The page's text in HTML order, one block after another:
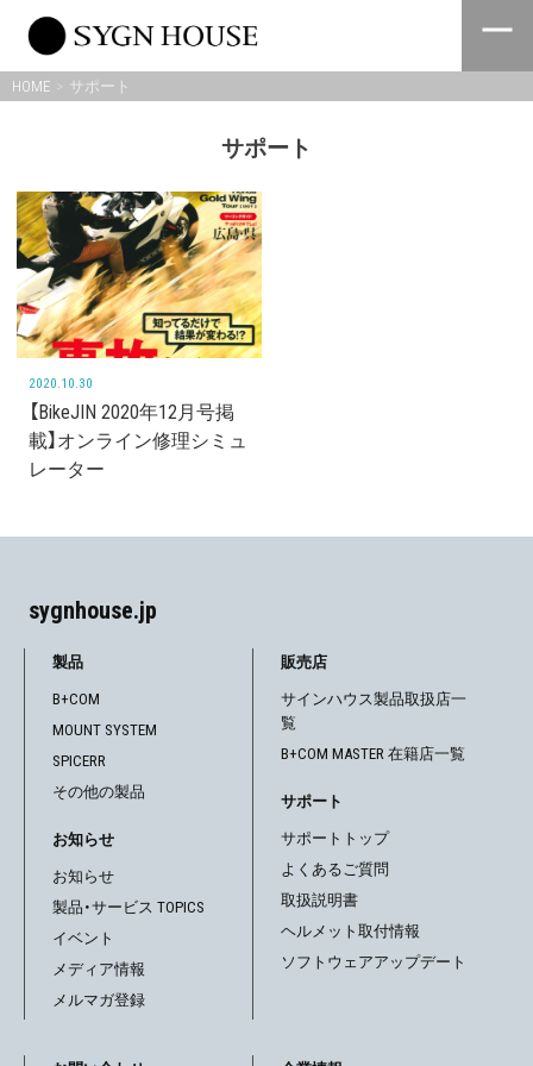
content
HOME サポート
サポート
2020.10.30
【BikeJIN 2020年12月号掲
載】オンライン修理シミュ
レーター
sygnhouse.jp
製品
B+COM
MOUNT SYSTEM
SPICERR
その他の製品
お知らせ
お知らせ
製品・サービス TOPICS
イベント
メディア情報
メルマガ登録
販売店
サインハウス製品取扱店一
覧
B+COM MASTER 在籍店一覧
サポート
サポートトップ
よくあるご質問
取扱説明書
ヘルメット取付情報
ソフトウェアアップデート